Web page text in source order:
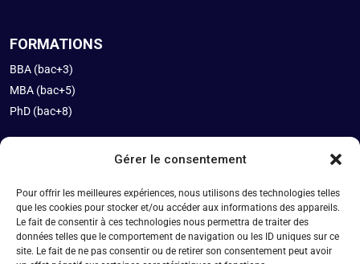
Gérer le consentement
Pour offrir les meilleures expériences, nous utilisons des technologies telles
que les cookies pour stocker et/ou accéder aux informations des appareils.
Le fait de consentir à ces technologies nous permettra de traiter des
données telles que le comportement de navigation ou les ID uniques sur ce
site. Le fait de ne pas consentir ou de retirer son consentement peut avoir
FORMATIONS
BBA (bac+3)
MBA (bac+5)
PhD (bac+8)
Rythmes
International
Tarifs